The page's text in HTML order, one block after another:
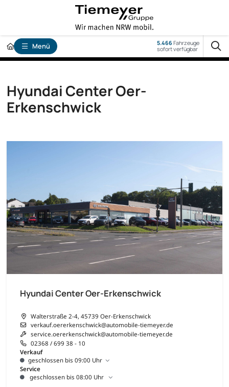
Menü 5.466Fahrzeuge
sofort verfügbar
Hyundai Center Oer-
Erkenschwick
Hyundai Center Oer-Erkenschwick
Walterstraße 2-4, 45739 Oer-Erkenschwick
verkauf.oererkenschwick@automobile-tiemeyer.de
service.oererkenschwick@automobile-tiemeyer.de
02368 / 699 38 - 10
Verkauf
geschlossen bis 09:00 Uhr
Service
geschlossen bis 08:00 Uhr